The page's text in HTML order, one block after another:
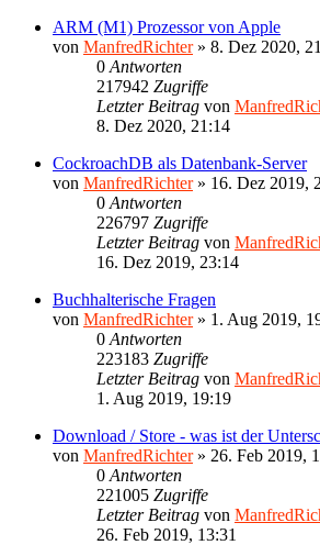
ARM (M1) Prozessor von Apple
von ManfredRichter» 8. Dez 2020,
0 Antworten
217942 Zugriffe
Letzter Beitrag von
8. Dez 2020, 21:14
CockroachDB als Datenbank-Server
von ManfredRichter» 16. Dez 2019,
0 Antworten
226797 Zugriffe
Letzter Beitrag von
16. Dez 2019, 23:14
Buchhalterische Fragen
von ManfredRichter» 1. Aug 2019,
0 Antworten
223183 Zugriffe
Letzter Beitrag von
1. Aug 2019, 19:19
Download / Store - was ist der
von ManfredRichter» 26. Feb 2019,
0 Antworten
221005 Zugriffe
Letzter Beitrag von
26. Feb 2019, 13:31